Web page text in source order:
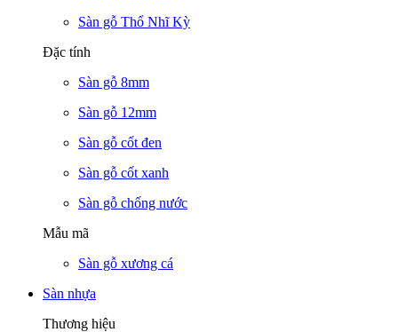
Sàn gỗ Thổ Nhĩ Kỳ
Đặc tính
Sàn gỗ 8mm
Sàn gỗ 12mm
Sàn gỗ cốt đen
Sàn gỗ cốt xanh
Sàn gỗ chống nước
Mẫu mã
Sàn gỗ xương cá
Sàn nhựa
Thương hiệu